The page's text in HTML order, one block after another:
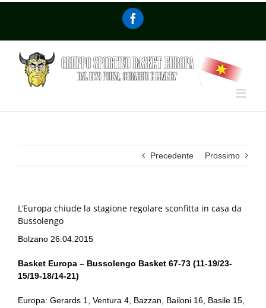
Precedente Prossimo
L’Europa chiude la stagione regolare sconfitta in casa da
Bussolengo
Bolzano 26.04.2015
Basket Europa – Bussolengo Basket 67-73 (11-19/23-
15/19-18/14-21)
Europa: Gerards 1, Ventura 4, Bazzan, Bailoni 16, Basile 15,